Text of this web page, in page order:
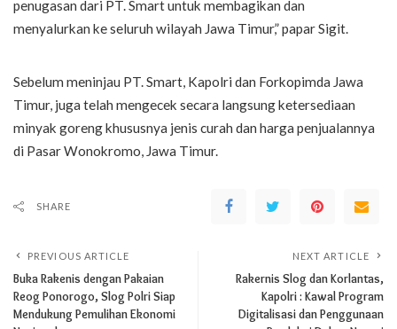
penugasan dari PT. Smart untuk membagikan dan
menyalurkan ke seluruh wilayah Jawa Timur,” papar Sigit.
Sebelum meninjau PT. Smart, Kapolri dan Forkopimda Jawa
Timur, juga telah mengecek secara langsung ketersediaan
minyak goreng khususnya jenis curah dan harga penjualannya
di Pasar Wonokromo, Jawa Timur.
SHARE
PREVIOUS ARTICLE
Buka Rakenis dengan Pakaian
Reog Ponorogo, Slog Polri Siap
Mendukung Pemulihan Ekonomi
NEXT ARTICLE
Rakernis Slog dan Korlantas,
Kapolri : Kawal Program
Digitalisasi dan Penggunaan